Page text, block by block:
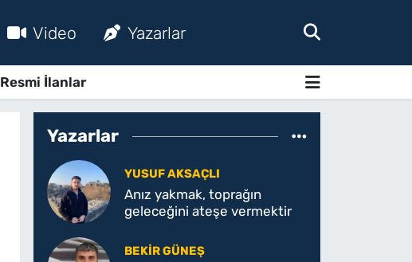
Video Yazarlar
Resmi İlanlar
Yazarlar
YUSUF AKSAÇLI
Anız yakmak, toprağın
geleceğini ateşe vermektir
BEKIR GÜNEŞ